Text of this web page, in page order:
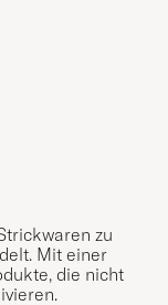
zu
Mit einer
die nicht